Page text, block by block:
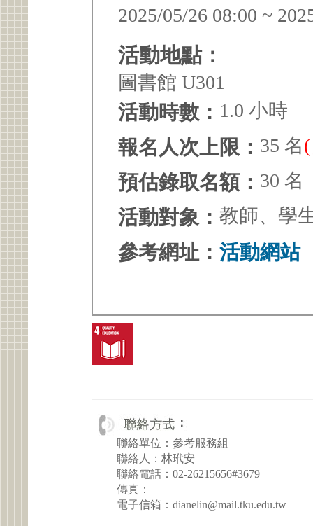
2025/05/26 08:00 ~
活動地點：
圖書館 U301
活動時數： 1.0 小時
報名人次上限： 35 名
預估錄取名額： 30 名
活動對象： 教師、學
參考網址： 活動網站
聯絡單位：參考服務組
聯絡人：林玳安
聯絡電話：02-26215656#3679
傳真：
電子信箱：dianelin@mail.tku.edu.tw